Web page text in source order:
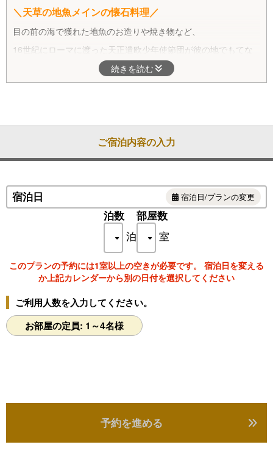
＼天草の地魚メインの懐石料理／
目の前の海で獲れた地魚のお造りや焼き物など、
16世紀にローマに渡った天正遣欧少年使節団が彼の地でもてな
された料理を五足のくつならではの丁寧なひと皿に仕上げまし
ヴィラCにご宿泊のお客様には特別料理「地鶏・天草大王の石焼
き蒸し鍋」をご用意いたします！
さらにオプションメニューを組み合わせて夕食をお好みにアレン
お刺身の盛り合わせをプラスしたり、デザートにパフェを追加し
たり…
焼き物を地魚から地鶏・天草大王に変更したり、天草黒牛に変更
もちろん、アレンジなしの地魚懐石料理プランも好評です！
どうぞお好きなお料理を組み合わせてご予約くださいませ！
[アレンジプラン その１]
魚介類の石焼きを肉類に変更できます！
・天草黒牛の朴葉焼きは＋3,000円
【アレンジプラン その3】
日本最大級の幻の地鶏・天草大王の塩焼きや唐揚げ（各1人前
続きを読む
ご宿泊内容の入力
宿泊日 宿泊日/プランの変更
泊数
泊
部屋数
室
このプランの予約には1室以上の空きが必要です。 宿泊日を変える
か上記カレンダーから別の日付を選択してください
ご利用人数を入力してください。
お部屋の定員: 1～4名様
予約を進める